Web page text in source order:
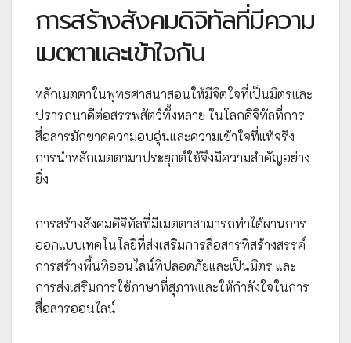
การสร้างสังคมดิจิทัลที่มีความ
เมตตาและเข้าใจกัน
หลักเมตตาในพุทธศาสนาสอนให้มีจิตใจที่เป็นมิตรและ
ปรารถนาดีต่อสรรพสัตว์ทั้งหลาย ในโลกดิจิทัลที่การ
สื่อสารมักขาดความอบอุ่นและความเข้าใจที่แท้จริง
การนำหลักเมตตามาประยุกต์ใช้จึงมีความสำคัญอย่าง
ยิ่ง
การสร้างสังคมดิจิทัลที่มีเมตตาสามารถทำได้ผ่านการ
ออกแบบเทคโนโลยีที่ส่งเสริมการสื่อสารที่สร้างสรรค์
การสร้างพื้นที่ออนไลน์ที่ปลอดภัยและเป็นมิตร และ
การส่งเสริมการใช้ภาษาที่สุภาพและให้กำลังใจในการ
สื่อสารออนไลน์